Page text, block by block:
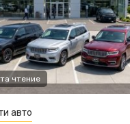
чтение
авто